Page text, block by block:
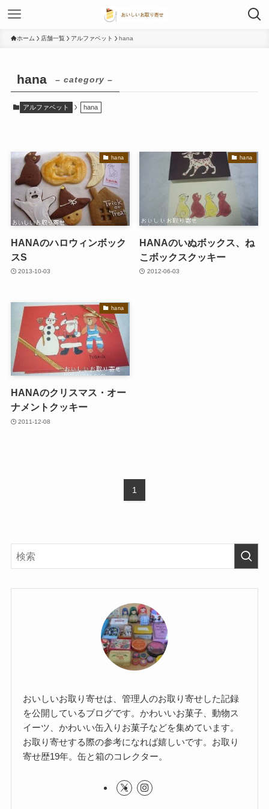
ホーム 店舗一覧 アルファベット hana
hana – category –
アルファベット hana
hana
HANAのハロウィンボック
スS
2013-10-03
hana
HANAのいぬボックス、ね
こボックスクッキー
2012-06-03
hana
HANAのクリスマス・オー
ナメントクッキー
2011-12-08
1
おいしいお取り寄せは、管理人のお取り寄せした記録
を公開しているブログです。かわいいお菓子、動物ス
イーツ、かわいい缶入りお菓子などを集めています。
お取り寄せする際の参考になれば嬉しいです。お取り
寄せ歴19年。缶と箱のコレクター。